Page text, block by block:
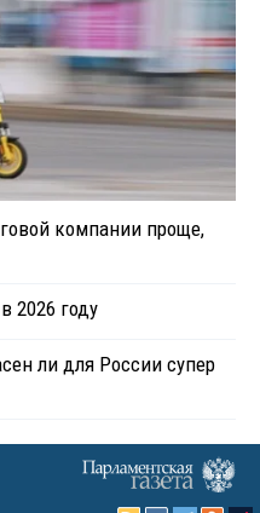
компании проще,
2026 году
ли для России супер